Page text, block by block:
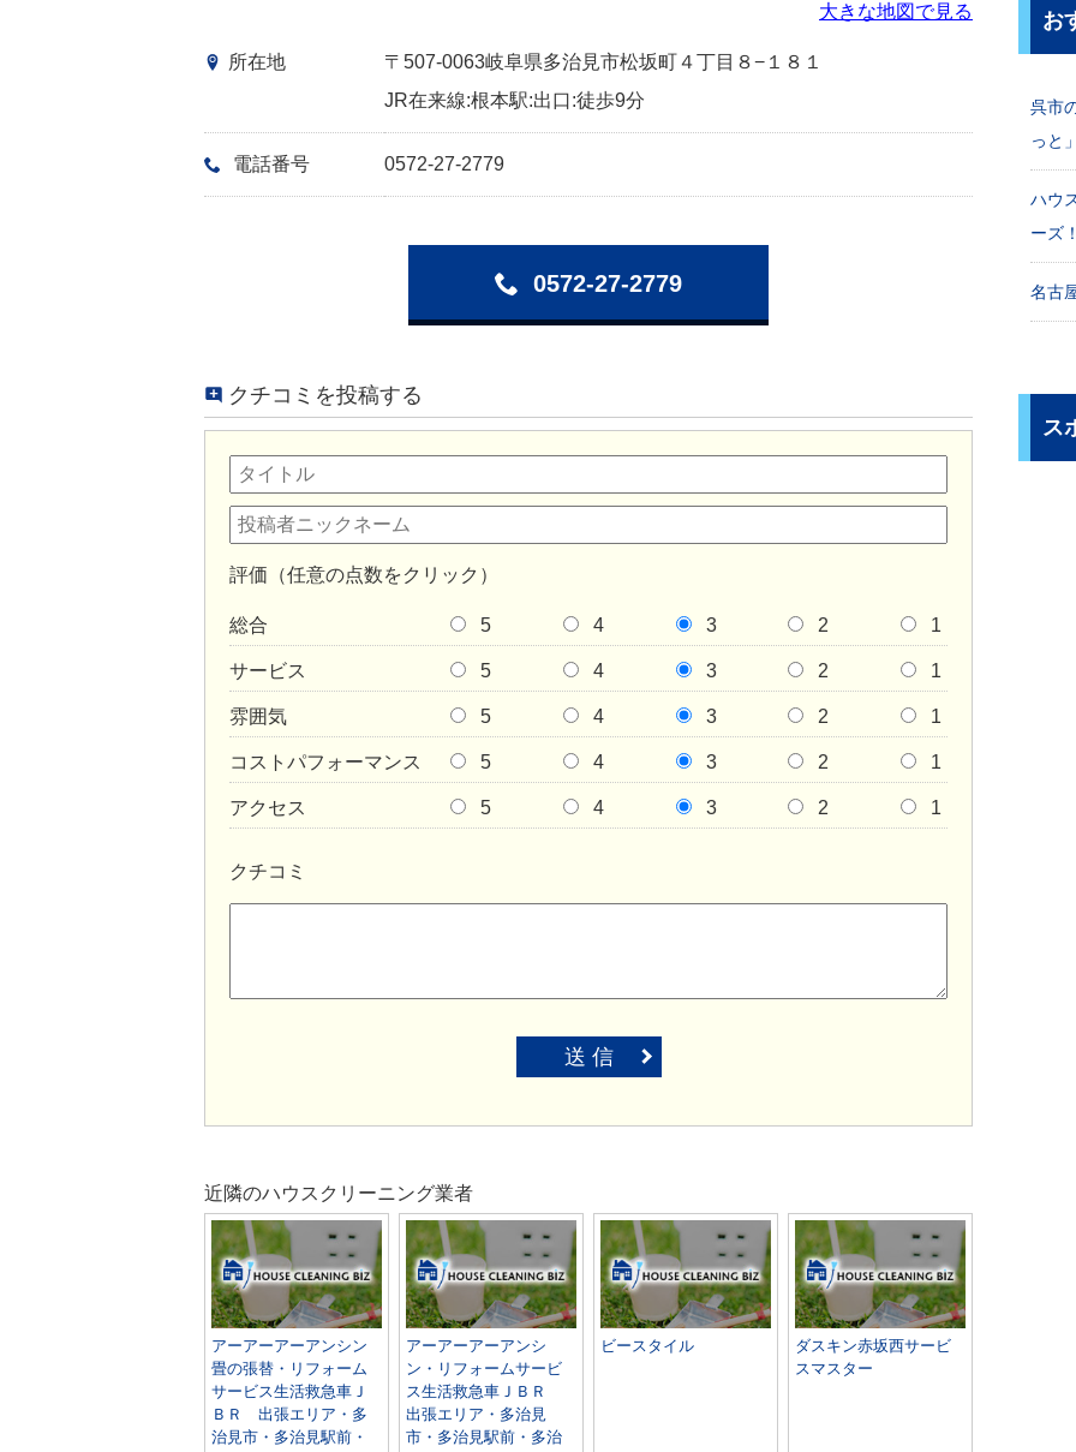
大きな地図で見る
所在地
〒507-0063岐阜県多治見市松坂町４丁目８−１８１
JR在来線:根本駅:出口:徒歩9分
電話番号 0572-27-2779
0572-27-2779
クチコミを投稿する
評価（任意の点数をクリック）
総合 5 4 3 2 1
サービス 5 4 3 2 1
雰囲気 5 4 3 2 1
コストパフォーマンス 5 4 3 2 1
アクセス 5 4 3 2 1
クチコミ
送 信
近隣のハウスクリーニング業者
アーアーアーアンシン
畳の張替・リフォーム
サービス生活救急車Ｊ
ＢＲ 出張エリア・多
治見市・多治見駅前・
アーアーアーアンシ
ン・リフォームサービ
ス生活救急車ＪＢＲ
出張エリア・多治見
市・多治見駅前・多治
ビースタイル
ダスキン赤坂西サービ
スマスター
お
呉市
っと」
ハウ
ーズ！
名古
ス